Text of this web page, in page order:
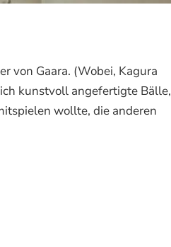
von Gaara. (Wobei, Kagura
kunstvoll angefertigte Bälle,
wollte, die anderen